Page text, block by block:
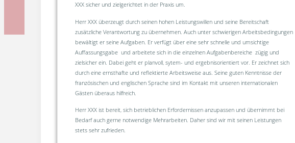
XXX sicher und zielgerichtet in der Praxis um.
Herr XXX überzeugt durch seinen hohen Leistungswillen und seine Bereitschaft
zusätzliche Verantwortung zu übernehmen. Auch unter schwierigen Arbeitsbedingungen
bewältigt er seine Aufgaben. Er verfügt über eine sehr schnelle und umsichtige
Auffassungsgabe und arbeitete sich in die einzelnen Aufgabenbereiche zügig und
zielsicher ein. Dabei geht er planvoll, sytem- und ergebnisorientiert vor. Er zeichnet sich
durch eine ernsthafte und reflektierte Arbeitsweise aus. Seine guten Kenntnisse der
französischen und englischen Sprache sind im Kontakt mit unseren internationalen
Gästen überaus hilfreich.
Herr XXX ist bereit, sich betrieblichen Erfordernissen anzupassen und übernimmt bei
Bedarf auch gerne notwendige Mehrarbeiten. Daher sind wir mit seinen Leistungen
stets sehr zufrieden.